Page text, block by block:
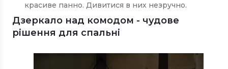
красиве панно. Дивитися в них незручно.
Дзеркало над комодом - чудове
рішення для спальні